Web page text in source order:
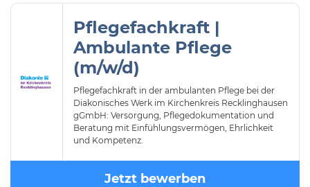
Pflegefachkraft |
Ambulante Pflege
(m/w/d)
Pflegefachkraft in der ambulanten Pflege bei der
Diakonisches Werk im Kirchenkreis Recklinghausen
gGmbH: Versorgung, Pflegedokumentation und
Beratung mit Einfühlungsvermögen, Ehrlichkeit
und Kompetenz.
Jetzt bewerben